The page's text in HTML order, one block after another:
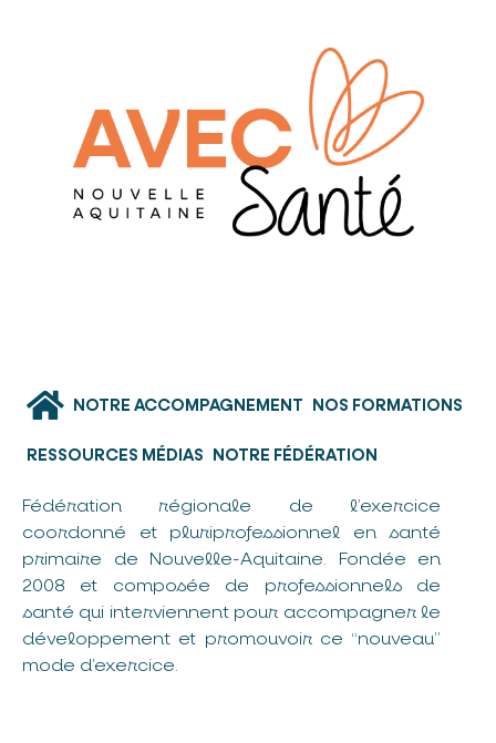
NOTRE ACCOMPAGNEMENT NOS FORMATIONS
RESSOURCES MÉDIAS NOTRE FÉDÉRATION
Fédération régionale de l’exercice
coordonné et pluriprofessionnel en santé
primaire de Nouvelle-Aquitaine. Fondée en
2008 et composée de professionnels de
santé qui interviennent pour accompagner le
développement et promouvoir ce “nouveau”
mode d’exercice.